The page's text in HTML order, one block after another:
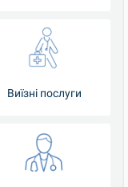
Виїзні послуги